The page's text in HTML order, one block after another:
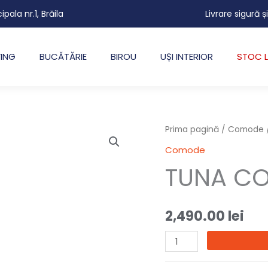
nr.1, Brăila Livrare sigură
BUCĂTĂRIE BIROU UȘI INTERIOR STOC
Prima pagină /Comode
Comode
TUNA
2,490.00 lei
Cantitate
TUNA